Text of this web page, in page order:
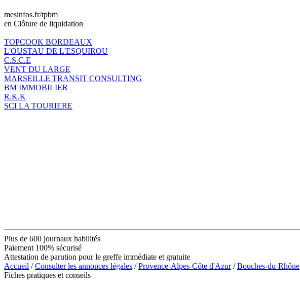
mesinfos.fr/tpbm
en Clôture de liquidation
TOPCOOK BORDEAUX
L'OUSTAU DE L'ESQUIROU
C.S.C.E
VENT DU LARGE
MARSEILLE TRANSIT CONSULTING
BM IMMOBILIER
R.K.K
SCI LA TOURIERE
Plus de 600 journaux habilités
Paiement 100% sécurisé
Attestation de parution pour le greffe immédiate et gratuite
Accueil /Consulter les annonces légales /Provence-Alpes-Côte d'Azur/Bouches-du-Rhône
Fiches pratiques et conseils